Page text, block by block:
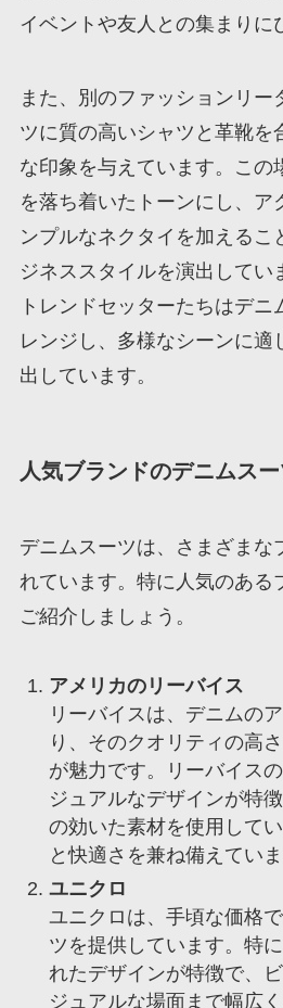
イベントや友人との集まりに
また、別のファッションリー
ツに質の高いシャツと革靴を
な印象を与えています。この
を落ち着いたトーンにし、ア
ンプルなネクタイを加えるこ
ジネススタイルを演出してい
トレンドセッターたちはデニ
レンジし、多様なシーンに適
出しています。
人気ブランドのデニムス
デニムスーツは、さまざまな
れています。特に人気のある
ご紹介しましょう。
アメリカのリーバイス
リーバイスは、デニムの
り、そのクオリティの高
が魅力です。リーバイス
ジュアルなデザインが特
の効いた素材を使用して
と快適さを兼ね備えていま
ユニクロ
ユニクロは、手頃な価格
ツを提供しています。特
れたデザインが特徴で、
ジュアルな場面まで幅広